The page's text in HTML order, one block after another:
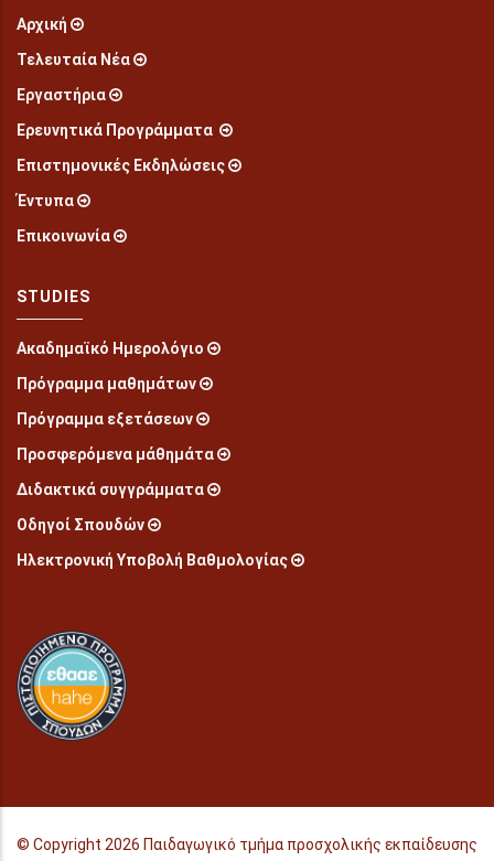
Αρχική
Τελευταία Νέα
Εργαστήρια
Ερευνητικά Προγράμματα
Επιστημονικές Εκδηλώσεις
Έντυπα
Επικοινωνία
STUDIES
Ακαδημαϊκό Ημερολόγιο
Πρόγραμμα μαθημάτων
Πρόγραμμα εξετάσεων
Προσφερόμενα μάθημάτα
Διδακτικά συγγράμματα
Οδηγοί Σπουδών
Ηλεκτρονική Υποβολή Βαθμολογίας
© Copyright 2026 Παιδαγωγικό τμήμα προσχολικής εκπαίδευσης